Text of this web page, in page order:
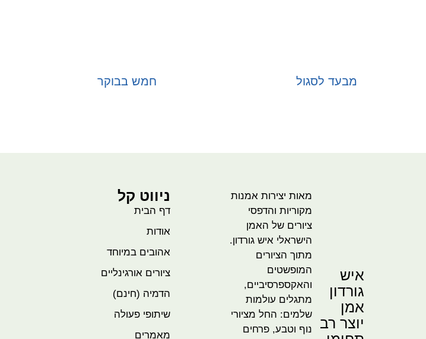
מבעד לסגול חמש בבוקר
איש
גורדון
אמן
יוצר רב
מאות יצירות אמנות
מקוריות והדפסי
ציורים של האמן
הישראלי איש גורדון.
מתוך הציורים
המופשטים
והאקספרסיביים,
מתגלים עולמות
שלמים: החל מציורי
נוף וטבע, פרחים
ניווט קל
דף הבית
אודות
אהובים במיוחד
ציורים אורגינליים
הדמיה (חינם)
שיתופי פעולה
מאמרים